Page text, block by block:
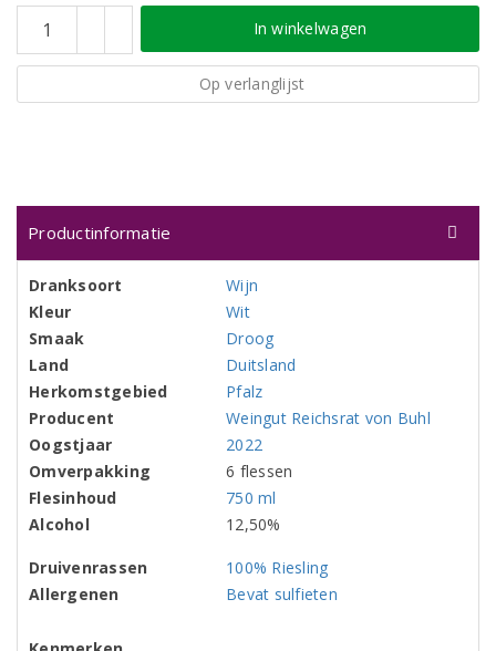
In winkelwagen
Op verlanglijst
Productinformatie
Dranksoort
Wijn
Kleur
Wit
Smaak
Droog
Land
Duitsland
Herkomstgebied
Pfalz
Producent
Weingut Reichsrat von Buhl
Oogstjaar
2022
Omverpakking
6 flessen
Flesinhoud
750 ml
Alcohol
12,50%
Druivenrassen
100% Riesling
Allergenen
Bevat sulfieten